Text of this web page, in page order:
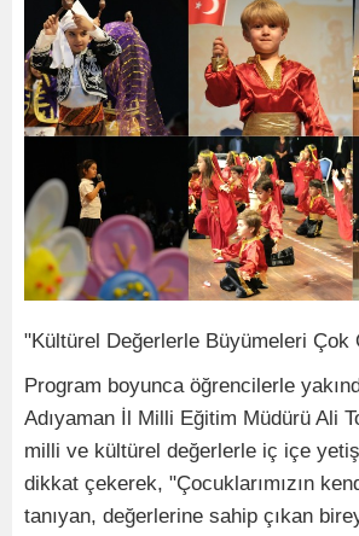
"Kültürel Değerlerle Büyümeleri Çok
Program boyunca öğrencilerle
Adıyaman İl Milli Eğitim Müdürü Ali
milli ve kültürel değerlerle iç içe
dikkat çekerek, "Çocuklarımızın
tanıyan, değerlerine sahip çıkan